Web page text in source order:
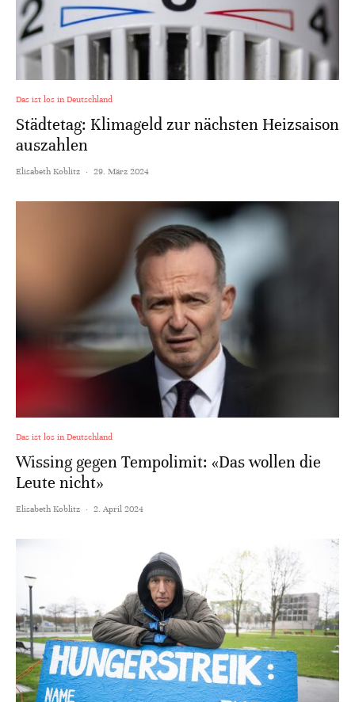
Das ist los in Deutschland
Städtetag: Klimageld zur nächsten Heizsaison
auszahlen
Elisabeth Koblitz · 29. März 2024
Das ist los in Deutschland
Wissing gegen Tempolimit: «Das wollen die
Leute nicht»
Elisabeth Koblitz · 2. April 2024